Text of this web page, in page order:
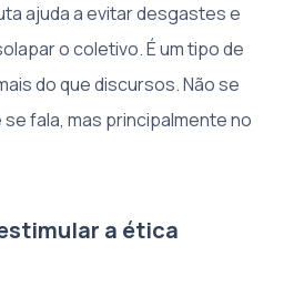
ajuda a evitar desgastes e
o coletivo. É um tipo de
do que discursos. Não se
fala, mas principalmente no
a ética